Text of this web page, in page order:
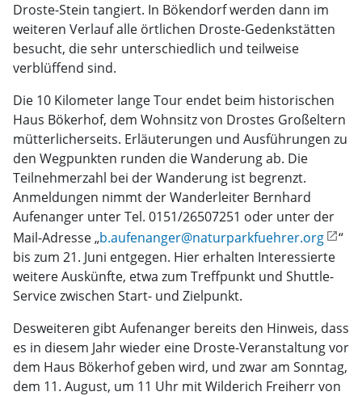
Droste-Stein tangiert. In Bökendorf werden dann im
weiteren Verlauf alle örtlichen Droste-Gedenkstätten
besucht, die sehr unterschiedlich und teilweise
verblüffend sind.
Die 10 Kilometer lange Tour endet beim historischen
Haus Bökerhof, dem Wohnsitz von Drostes Großeltern
mütterlicherseits. Erläuterungen und Ausführungen zu
den Wegpunkten runden die Wanderung ab. Die
Teilnehmerzahl bei der Wanderung ist begrenzt.
Anmeldungen nimmt der Wanderleiter Bernhard
Aufenanger unter Tel. 0151/26507251 oder unter der
Mail-Adresse „b.aufenanger@naturparkfuehrer.org
“
bis zum 21. Juni entgegen. Hier erhalten Interessierte
weitere Auskünfte, etwa zum Treffpunkt und Shuttle-
Service zwischen Start- und Zielpunkt.
Desweiteren gibt Aufenanger bereits den Hinweis, dass
es in diesem Jahr wieder eine Droste-Veranstaltung vor
dem Haus Bökerhof geben wird, und zwar am Sonntag,
dem 11. August, um 11 Uhr mit Wilderich Freiherr von